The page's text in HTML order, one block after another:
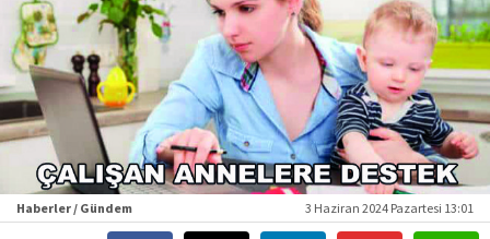
Haberler / Gündem 3 Haziran 2024 Pazartesi 13:01